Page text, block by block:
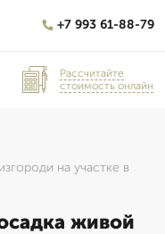
+7 993 61-88-79
Рассчитайте
стоимость онлайн
на участке в
живой